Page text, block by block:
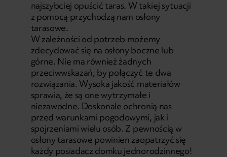
najszybciej opuścić taras. W takiej sytuacji
z pomocą przychodzą nam osłony
tarasowe.
W zależności od potrzeb możemy
zdecydować się na osłony boczne lub
górne. Nie ma również żadnych
przeciwwskazań, by połączyć te dwa
rozwiązania. Wysoka jakość materiałów
sprawia, że są one wytrzymałe i
niezawodne. Doskonale ochronią nas
przed warunkami pogodowymi, jak i
spojrzeniami wielu osób. Z pewnością w
osłony tarasowe powinien zaopatrzyć się
każdy posiadacz domku jednorodzinnego!